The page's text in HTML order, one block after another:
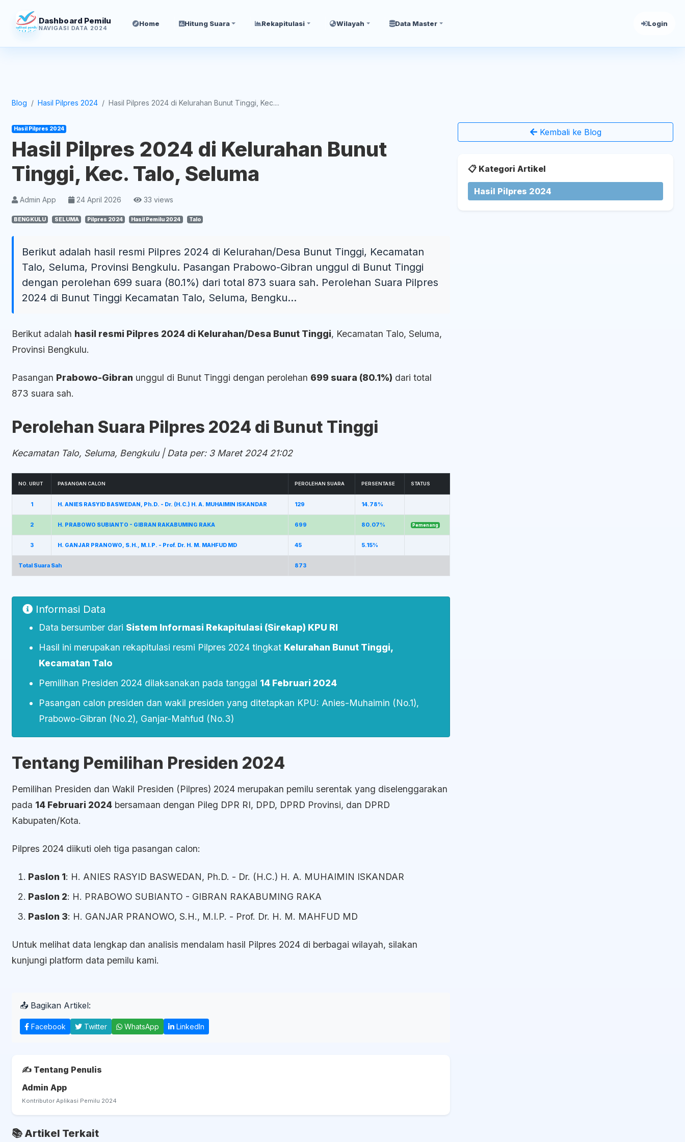
Dashboard Pemilu
NAVIGASI DATA 2024
Home Hitung Suara Rekapitulasi Wilayah Data Master Login
Blog Hasil Pilpres 2024 Hasil Pilpres 2024 di Kelurahan Bunut Tinggi, Kec....
Hasil Pilpres 2024
Hasil Pilpres 2024 di Kelurahan Bunut
Tinggi, Kec. Talo, Seluma
Admin App 24 April 2026 33 views
BENGKULU SELUMA Pilpres 2024 Hasil Pemilu 2024 Talo
Berikut adalah hasil resmi Pilpres 2024 di Kelurahan/Desa Bunut Tinggi, Kecamatan
Talo, Seluma, Provinsi Bengkulu. Pasangan Prabowo-Gibran unggul di Bunut Tinggi
dengan perolehan 699 suara (80.1%) dari total 873 suara sah. Perolehan Suara Pilpres
2024 di Bunut Tinggi Kecamatan Talo, Seluma, Bengku...
Berikut adalah hasil resmi Pilpres 2024 di Kelurahan/Desa Bunut Tinggi, Kecamatan Talo, Seluma,
Provinsi Bengkulu.
Pasangan Prabowo-Gibran unggul di Bunut Tinggi dengan perolehan 699 suara (80.1%) dari total
873 suara sah.
Perolehan Suara Pilpres 2024 di Bunut Tinggi
Kecamatan Talo, Seluma, Bengkulu | Data per: 3 Maret 2024 21:02
NO. URUT PASANGAN CALON PEROLEHAN SUARA PERSENTASE STATUS
1 H. ANIES RASYID BASWEDAN, Ph.D. - Dr. (H.C.) H. A. MUHAIMIN ISKANDAR 129 14.78%
2 H. PRABOWO SUBIANTO - GIBRAN RAKABUMING RAKA 699 80.07% Pemenang
3 H. GANJAR PRANOWO, S.H., M.I.P. - Prof. Dr. H. M. MAHFUD MD 45 5.15%
Total Suara Sah 873
Informasi Data
Data bersumber dari Sistem Informasi Rekapitulasi (Sirekap) KPU RI
Hasil ini merupakan rekapitulasi resmi Pilpres 2024 tingkat Kelurahan Bunut Tinggi,
Kecamatan Talo
Pemilihan Presiden 2024 dilaksanakan pada tanggal 14 Februari 2024
Pasangan calon presiden dan wakil presiden yang ditetapkan KPU: Anies-Muhaimin (No.1),
Prabowo-Gibran (No.2), Ganjar-Mahfud (No.3)
Tentang Pemilihan Presiden 2024
Pemilihan Presiden dan Wakil Presiden (Pilpres) 2024 merupakan pemilu serentak yang diselenggarakan
pada 14 Februari 2024 bersamaan dengan Pileg DPR RI, DPD, DPRD Provinsi, dan DPRD
Kabupaten/Kota.
Pilpres 2024 diikuti oleh tiga pasangan calon:
Paslon 1: H. ANIES RASYID BASWEDAN, Ph.D. - Dr. (H.C.) H. A. MUHAIMIN ISKANDAR
Paslon 2: H. PRABOWO SUBIANTO - GIBRAN RAKABUMING RAKA
Paslon 3: H. GANJAR PRANOWO, S.H., M.I.P. - Prof. Dr. H. M. MAHFUD MD
Untuk melihat data lengkap dan analisis mendalam hasil Pilpres 2024 di berbagai wilayah, silakan
kunjungi platform data pemilu kami.
📤 Bagikan Artikel:
Facebook Twitter WhatsApp LinkedIn
✍️ Tentang Penulis
Admin App
Kontributor Aplikasi Pemilu 2024
📚 Artikel Terkait
Kembali ke Blog
📋 Kategori Artikel
Hasil Pilpres 2024